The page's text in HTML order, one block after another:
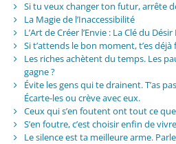
Si tu veux changer ton futur, arrête
La Magie de l’Inaccessibilité
L’Art de Créer l’Envie : La Clé du
Si t’attends le bon moment, t’es
Les riches achètent du temps. Les
gagne ?
Évite les gens qui te drainent. T’as
Écarte-les ou crève avec eux.
Ceux qui s’en foutent ont tout ce
S’en foutre, c’est choisir enfin de
Le silence est ta meilleure arme.